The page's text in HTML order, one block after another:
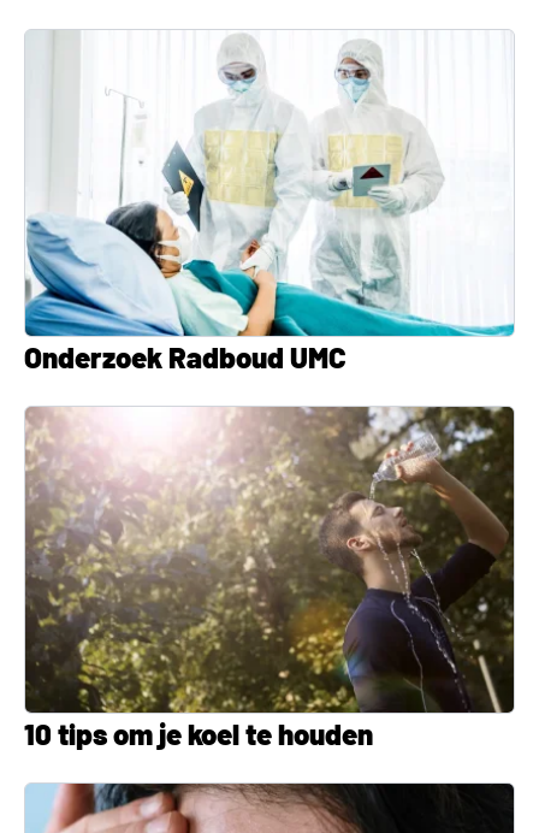
Onderzoek Radboud UMC
10 tips om je koel te houden